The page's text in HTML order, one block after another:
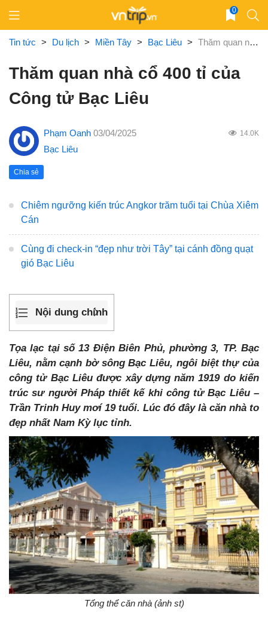
content
0
Tin tức > Du lịch > Miền Tây > Bạc Liêu > Thăm quan nhà cổ 400 tỉ của Công tử Bạc Liêu
Thăm quan nhà cổ 400 tỉ của
Công tử Bạc Liêu
Phạm Oanh 03/04/2025 14.0K
Bạc Liêu
Chia sẻ
Chiêm ngưỡng kiến trúc Angkor trăm tuổi tại Chùa Xiêm
Cán
Cùng đi check-in “đẹp như trời Tây” tại cánh đồng quạt
gió Bạc Liêu
Nội dung chính
Tọa lạc tại số 13 Điện Biên Phủ, phường 3, TP. Bạc
Liêu, nằm cạnh bờ sông Bạc Liêu, ngôi biệt thự của
công tử Bạc Liêu được xây dựng năm 1919 do kiến
trúc sư người Pháp thiết kế khi công tử Bạc Liêu –
Trần Trinh Huy mơí 19 tuổi. Lúc đó đây là căn nhà to
đẹp nhất Nam Kỳ lục tỉnh.
Tổng thể căn nhà (ảnh st)